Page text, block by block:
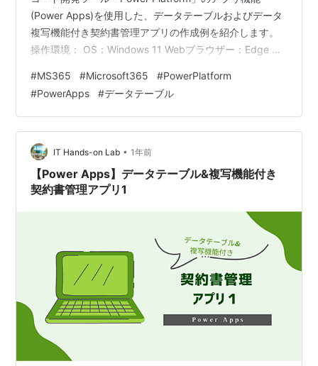
(Power Apps)を使用した、データテーブルおよびデータ
複写機能付き契約書管理アプリの作成例を紹介します。
操作環境： OS：Windows 11 Webブラウザー：Edge 使
装:一覧画面 部品の削除・追加 検索条件項目の設定 検索
結果項目の設定 アプリ実装:詳細画面 画面タイトル・ア
イコン設定 詳細フォーム・非表示項目の設定 項目追加・
レイアウト調整 部品の追加・設定 アプリ実装:編集画…
#MS365 #Microsoft365 #PowerPlatform
#PowerApps #データテーブル
IT Hands-on Lab • 1年前
【Power Apps】データテーブル&複写機能付き
契約書管理アプリ1